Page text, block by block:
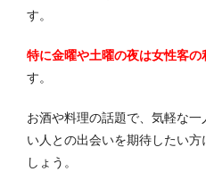
す。
特に金曜や土曜の夜は女性客の
す。
お酒や料理の話題で、気軽な
い人との出会いを期待したい
しょう。